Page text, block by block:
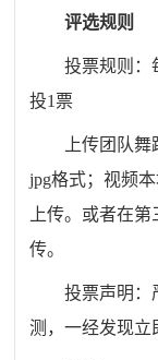
评选规则
投票规则：
投1票
上传团队
jpg格式；视频
上传。或者在
传。
投票声明：
测，一经发现立